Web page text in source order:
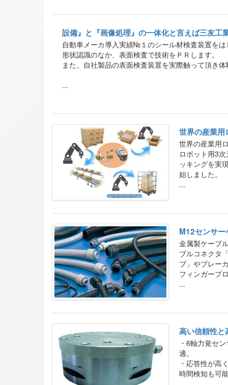
設備』と『画像処理』の一体化と言えば三友工
自動車メーカ導入実績№１のシール材検査装置を
形状認識のなか、表面検査で技術をＰＲします。
また、自社製品の表面検査装置を実際触って頂き
...
世界の産業用
世界の産業用
ロボット用3
ッキングを実
始しました。
...
M12センサ
金属製ケーブ
ブルコネクタ
ブ」やブレー
フィンガープ
弊社ブースへ
...
高い信頼性と
・6軸力覚セ
適。
・応答性が高
時間検知も可